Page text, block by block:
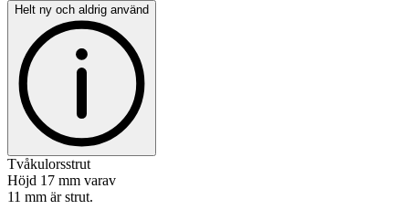
Helt ny och aldrig använd
Tvåkulorsstrut
Höjd 17 mm varav
11 mm är strut.